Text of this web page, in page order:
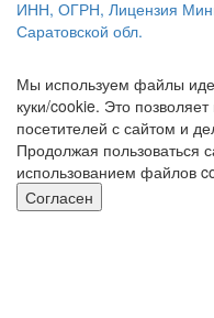
ИНН, ОГРН, Лицензия
Саратовской обл.
Мы используем файлы
куки/cookie. Это
посетителей с сайтом и
Продолжая пользоваться
использованием файлов
Согласен